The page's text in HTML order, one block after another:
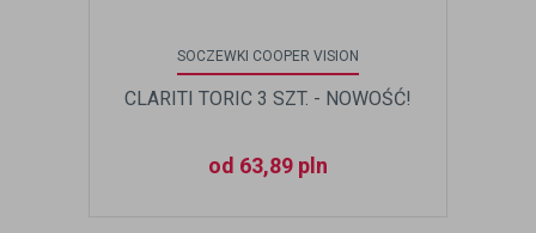
SOCZEWKI COOPER VISION
CLARITI TORIC 3 SZT. - NOWOŚĆ!
od 63,89 pln